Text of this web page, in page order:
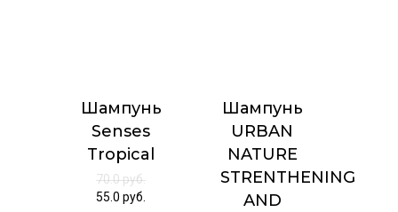
Шампунь
Senses
Tropical
70.0руб.
55.0руб.
Шампунь
URBAN
NATURE
STRENTHENING
AND